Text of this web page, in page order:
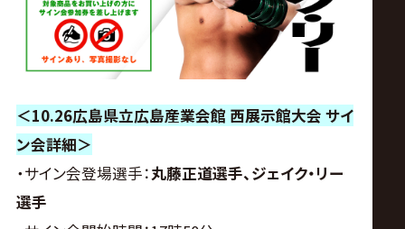
＜10.26広島県立広島産業会館 西展示館大会 サイ
ン会詳細＞
・サイン会登場選手：丸藤正道選手、ジェイク・リー
選手